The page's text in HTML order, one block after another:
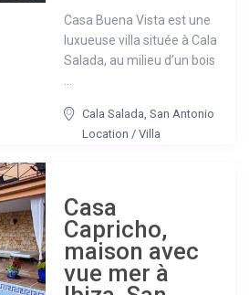
Casa Buena Vista est une
luxueuse villa située à Cala
Salada, au milieu d’un bois
Cala Salada,San Antonio
Location /Villa
Casa
Capricho,
maison avec
vue mer à